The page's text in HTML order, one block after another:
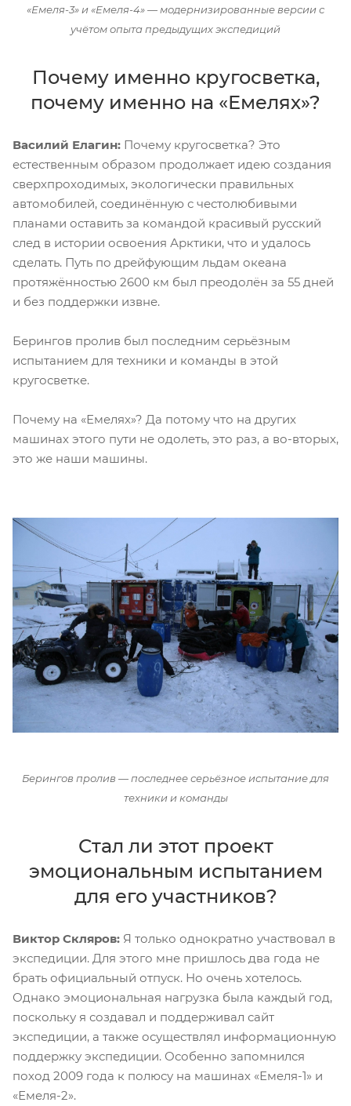
«Емеля-3» и «Емеля-4» — модернизированные версии с
учётом опыта предыдущих экспедиций
Почему именно кругосветка,
почему именно на «Емелях»?
Василий Елагин: Почему кругосветка? Это
естественным образом продолжает идею создания
сверхпроходимых, экологически правильных
автомобилей, соединённую с честолюбивыми
планами оставить за командой красивый русский
след в истории освоения Арктики, что и удалось
сделать. Путь по дрейфующим льдам океана
протяжённостью 2600 км был преодолён за 55 дней
и без поддержки извне.
Берингов пролив был последним серьёзным
испытанием для техники и команды в этой
кругосветке.
Почему на «Емелях»? Да потому что на других
машинах этого пути не одолеть, это раз, а во-вторых,
это же наши машины.
Берингов пролив — последнее серьёзное испытание для
техники и команды
Стал ли этот проект
эмоциональным испытанием
для его участников?
Виктор Скляров: Я только однократно участвовал в
экспедиции. Для этого мне пришлось два года не
брать официальный отпуск. Но очень хотелось.
Однако эмоциональная нагрузка была каждый год,
поскольку я создавал и поддерживал сайт
экспедиции, а также осуществлял информационную
поддержку экспедиции. Особенно запомнился
поход 2009 года к полюсу на машинах «Емеля-1» и
«Емеля-2».